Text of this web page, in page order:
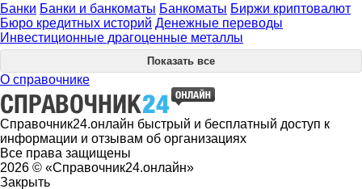
Банки Банки и банкоматы Банкоматы Биржи криптовалют
Бюро кредитных историй Денежные переводы
Инвестиционные драгоценные металлы
Показать все
О справочнике
Справочник24.онлайн быстрый и бесплатный доступ к
информации и отзывам об организациях
Все права защищены
2026 © «Справочник24.онлайн»
Закрыть